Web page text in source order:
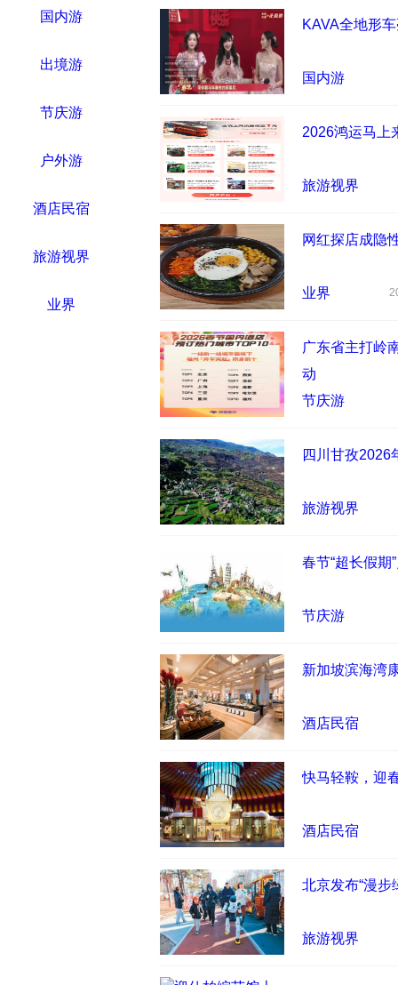
出境游
节庆游
户外游
酒店民宿
旅游视界
业界
国内游
2026鸿运
旅游视界
网红探店
业界
广东省主
节庆游
四川甘孜
旅游视界
春节“超长
节庆游
新加坡滨
酒店民宿
快马轻鞍
酒店民宿
北京发布“
旅游视界
迎仕柏综